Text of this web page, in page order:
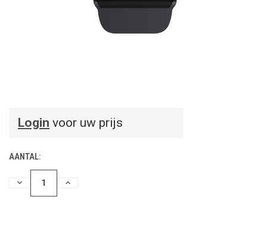
Login voor uw prijs
AANTAL:
HOEVEELHEIDHOEVEELHEID